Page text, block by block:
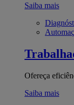
Saiba mais
Ofereça
Saiba mais